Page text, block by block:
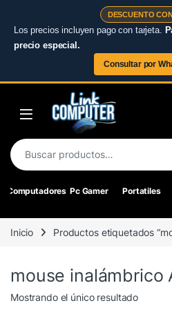
DESCUENTO
Los precios incluyen pago con tarjeta.
precio especial.
Consultar por
Skip to navigation
Buscar por:
Computadores Pc Gamer Portatiles
Inicio Productos etiquetados
mouse inalámbrico
Mostrando el único resultado